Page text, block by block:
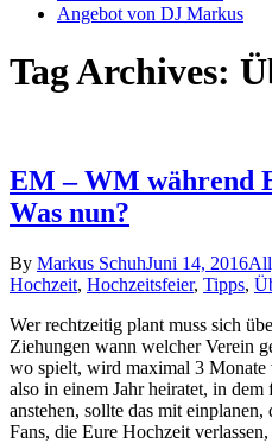
Angebot von DJ Markus
Tag Archives:
EM – WM während
Was nun?
By Markus SchuhJuni 14, 2016
Hochzeit, Hochzeitsfeier, Tipps,
Wer rechtzeitig plant muss sich
Ziehungen wann welcher Verein
wo spielt, wird maximal 3 Monate
also in einem Jahr heiratet, in
anstehen, sollte das mit
Fans, die Eure Hochzeit